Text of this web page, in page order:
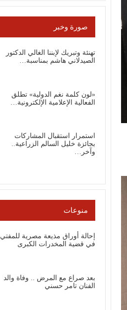
صورة وخبر
تهنئة وتبريك لإبننا الغالي الدكتور
الصيدلاني هاشم بمناسبة…
«لون كلمة نغم الدولية» تطلق
الفعالية الإعلامية الإلكترونية…
استمرار استقبال المشاركات
بجائزة خليل السالم الزراعية..
وآخر…
منوعات
إحالة أوراق مذيعة مصرية للمفتي
في قضية المخدرات الكبرى
بعد صراع مع المرض .. وفاة والد
الفنان تامر حسني